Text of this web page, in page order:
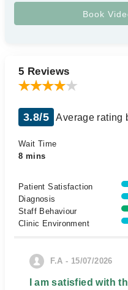
5 Reviews
3.8/5 Average rating
Wait Time
8 mins
Patient Satisfaction
Diagnosis
Staff Behaviour
Clinic Environment
F.A - 15/07/2026
I am satisfied with